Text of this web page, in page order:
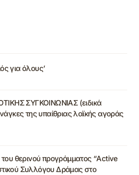
για όλους’
ΣΥΓΚΟΙΝΩΝΙΑΣ (ειδικά
της υπαίθριας λαϊκής αγοράς
θερινού προγράμματος “Active
Συλλόγου Δράμας στο